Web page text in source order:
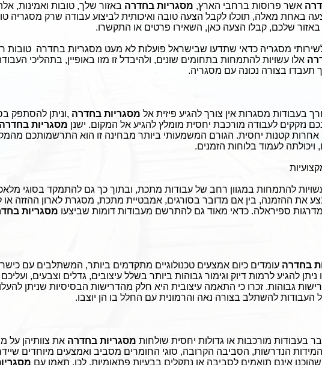
אשר פרוסות ברחבי הארץ, מסגריות בחדרה באזור שלך, טובות ואמינות,
באחת מאלה, תוכלו לקבל הצעה טובה ואיכותית לביצוע עבודה שרק מסגריה
שלכם, קבלו הצעה כאן, השאירו פרטים או התקשרו.
מסגריה כדאי שתדעו שבישראל פועלות לא מעט מסגריות בחדרה טובות
אלו עשויות להתמחות בתחומים שונים, ולהיבדל זו מזו באופיין, בתהליכי
תעבדו בצורה נכונה עם מסגריה.
בעבודות מסגרות אין צורך להגיע פיזית אל מסגריות בחדרה ,וניתן להסתפק
נזקקים לעבודה מורכבת יחסית מומלץ להגיע אל המקום. ישנן מסגריות
אחרות קטנות יחסית. הגורם המשמעותי ביותר מבחינה זו הוא התרשמותכם
ויכולתה לעמוד בלוחות הזמנים.
להתמחות במגוון רחב של עבודות מתכת, ובתוך כך גם להתמקד בסוגי
את ההזמנה, בין אם מדובר בסורגים, אמבטיית מתכת, מסגרת לארון ההזזה או
ספיראלה. כדאי מאוד גם להתרשם מעבודות דומות שביצעו מסגריות
בחדרה עומדים כיום אמצעים טכנולוגיים מתקדמים ביותר, המשתלבים עם
ניתן להגיע לרמות דיוק וגימור גבוהות ביותר בשלל עיצובים, גדלים וצבעים,
גבוהות. זכרו כי התאמה עיצובית היא חלק מהדרישות הבסיסיות שניתן
להשתלב בצורה נאה והרמונית עם החלל בו הן יוצבו.
בעבודות מורכבות או גדולות יחסית שולחות מסגריות בחדרה את צוותיהן
הנדרשות, הסביבה הקרובה, סוגי החומרים מסביב ואמצעים מיוחדים
אינם תואמים לסביבה או נתקלים בבעיות פתאומיות. לכן, תאמו עם